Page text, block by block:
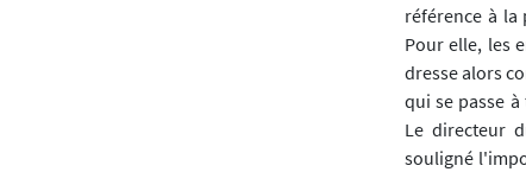
référence à
Pour elle, les
dresse alors
qui se passe
Le directeur
souligné